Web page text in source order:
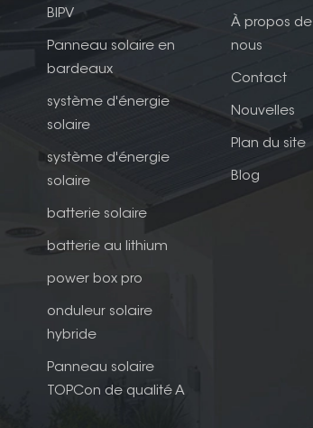
BIPV
Panneau solaire en
bardeaux
système d'énergie
solaire
système d'énergie
solaire
batterie solaire
batterie au lithium
power box pro
onduleur solaire
hybride
Panneau solaire
TOPCon de qualité A
À propos de
nous
Contact
Nouvelles
Plan du site
Blog